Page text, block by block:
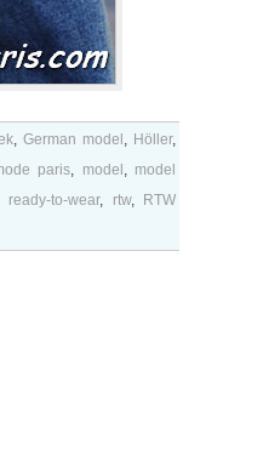
, German model , Höller,
paris, model , model
ready-to-wear, rtw,
RTW